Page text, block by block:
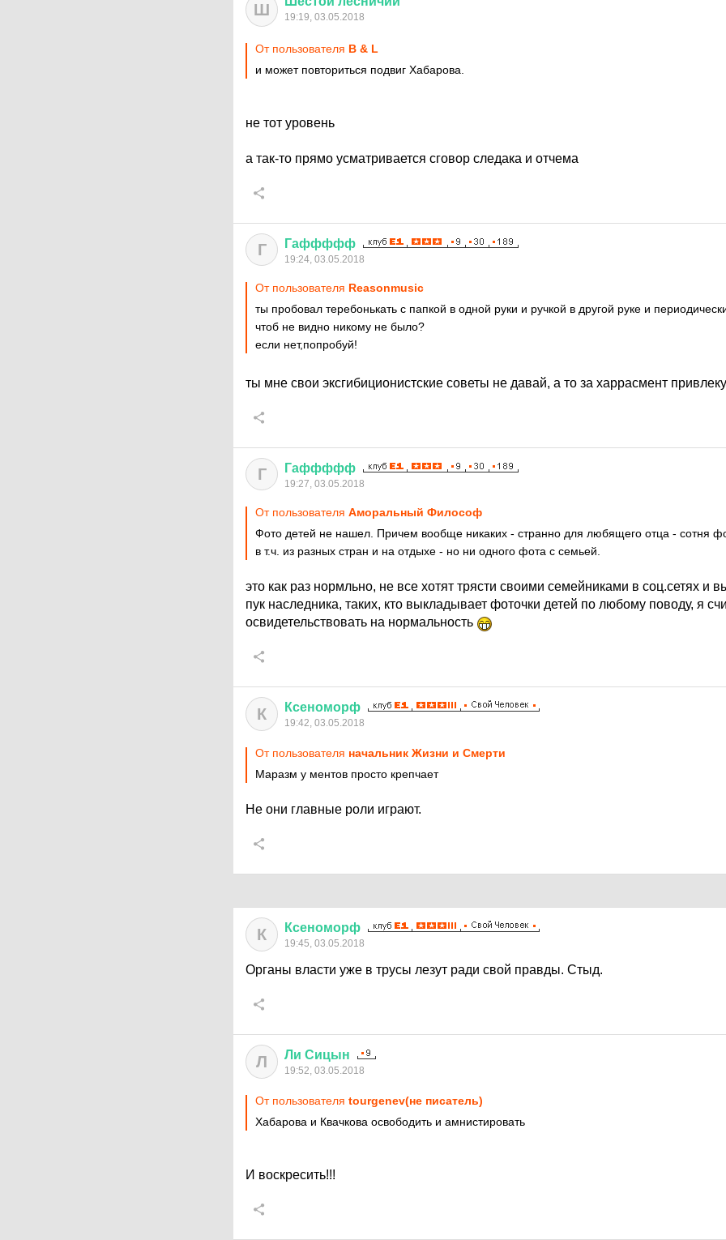
Ш 19:19, 03.05.2018
От пользователя B & L
и может повториться подвиг Хабарова.
не тот уровень
а так-то прямо усматривается сговор следака и отчема
Г Гаффффф
19:24, 03.05.2018
От пользователя Reasonmusic
ты пробовал теребонькать с папкой в одной руки и ручкой в другой руке и
чтоб не видно никому не было?
если нет,попробуй!
ты мне свои эксгибиционистские советы не давай, а то за харрасмент
Г Гаффффф
19:27, 03.05.2018
От пользователя Аморальный Философ
Фото детей не нашел. Причем вообще никаких - странно для любящего отца - сотня
в т.ч. из разных стран и на отдыхе - но ни одного фота с семьей.
это как раз нормльно, не все хотят трясти своими семейниками в соц.сетях и
пук наследника, таких, кто выкладывает фоточки детей по любому поводу, я
освидетельствовать на нормальность
К Ксеноморф
19:42, 03.05.2018
От пользователя начальник Жизни и Смерти
Маразм у ментов просто крепчает
Не они главные роли играют.
К Ксеноморф
19:45, 03.05.2018
Органы власти уже в трусы лезут ради свой правды. Стыд.
Л Ли Сицын
19:52, 03.05.2018
От пользователя tourgenev(не писатель)
Хабарова и Квачкова освободить и амнистировать
И воскресить!!!